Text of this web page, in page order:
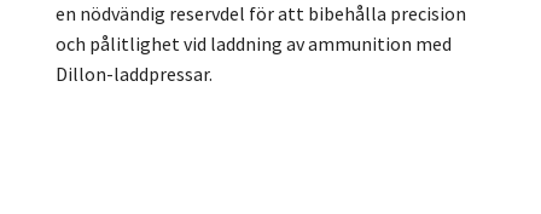
en nödvändig reservdel för att bibehålla precision
och pålitlighet vid laddning av ammunition med
Dillon-laddpressar.